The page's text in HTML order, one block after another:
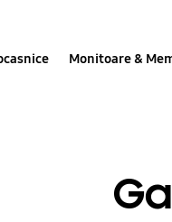
Monitoare &